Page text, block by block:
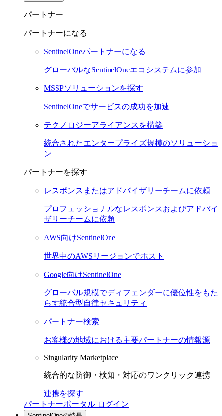
パートナー
パートナーになる
SentinelOneパートナーになる
グローバルなSentinelOneエコシステムに参加
MSSPソリューションを探す
SentinelOneでサービスの成功を加速
テクノロジーアライアンスを構築
統合されたエンタープライズ規模のソリューショ
ン
パートナーを探す
レスポンスまたはアドバイザリーチームに依頼
プロフェッショナルなレスポンスおよびアドバイ
ザリーチームに依頼
AWS向けSentinelOne
世界中のAWSリージョンでホスト
Google向けSentinelOne
グローバル規模でディフェンダーに優位性をもた
らす統合型自律セキュリティ
パートナー検索
お客様の地域における主要パートナーの情報源
Singularity Marketplace
統合的な防御・検知・対応のワンクリック連携
連携を探す
パートナーポータル ログイン